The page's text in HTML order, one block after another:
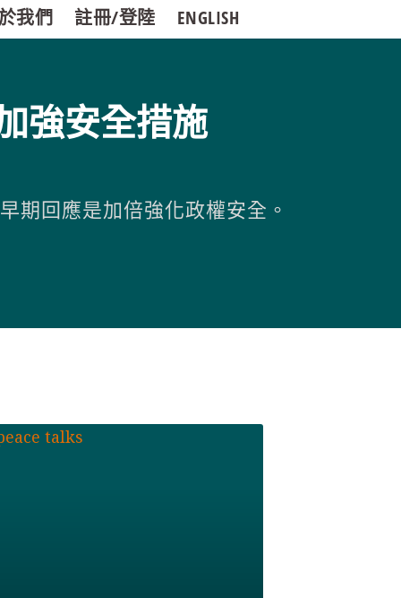
我們 註冊/登陸 ENGLISH
強安全措施
期回應是加倍強化政權安全。